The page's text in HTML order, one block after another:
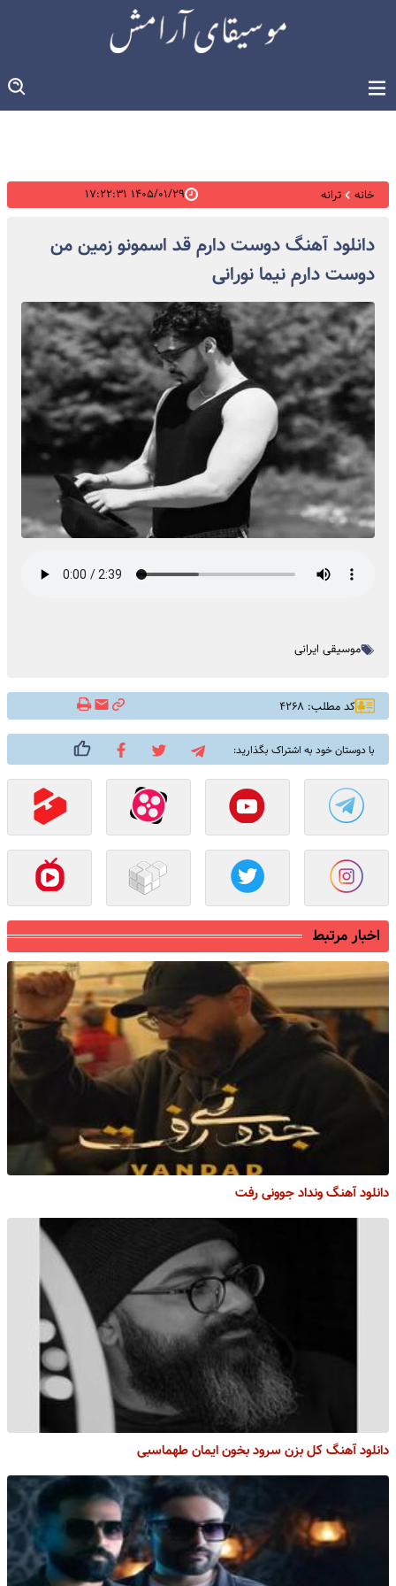
خانه ترانه ۱۴۰۵/۰۱/۲۹ ۱۷:۲۲:۳۱
دانلود آهنگ دوست دارم قد اسمونو زمین من
دوست دارم نیما نورانی
موسیقی ایرانی
کد مطلب: ۴۲۶۸
با دوستان خود به اشتراک بگذارید:
اخبار مرتبط
دانلود آهنگ ونداد جوونی رفت
دانلود آهنگ کل بزن سرود بخون ایمان طهماسبی